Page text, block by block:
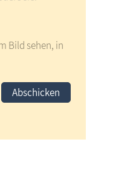
Bild sehen, in
Abschicken